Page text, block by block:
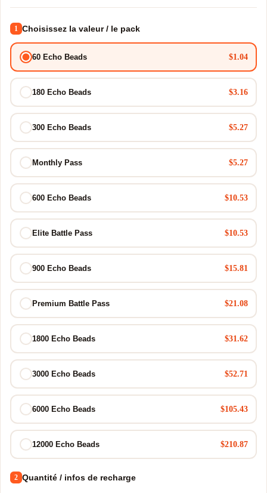
1 Choisissez la valeur / le pack
60 Echo Beads $1.04
180 Echo Beads $3.16
300 Echo Beads $5.27
Monthly Pass $5.27
600 Echo Beads $10.53
Elite Battle Pass $10.53
900 Echo Beads $15.81
Premium Battle Pass $21.08
1800 Echo Beads $31.62
3000 Echo Beads $52.71
6000 Echo Beads $105.43
12000 Echo Beads $210.87
2 Quantité / infos de recharge